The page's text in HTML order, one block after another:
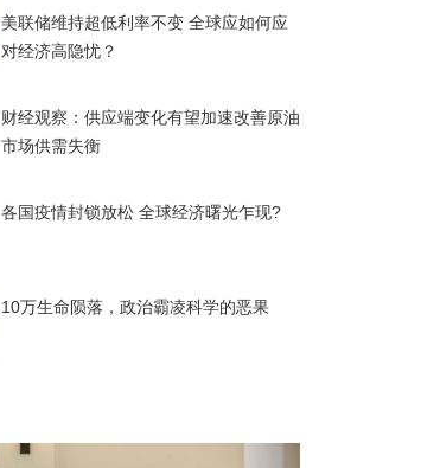
美联储维持超低利率不变 全球应如何应
对经济高隐忧？
财经观察：供应端变化有望加速改善原油
市场供需失衡
各国疫情封锁放松 全球经济曙光乍现?
10万生命陨落，政治霸凌科学的恶果